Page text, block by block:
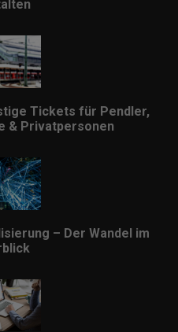
Tickets für Pendler,
& Privatpersonen
– Der Wandel im